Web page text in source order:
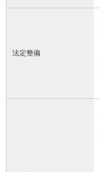
法定整備